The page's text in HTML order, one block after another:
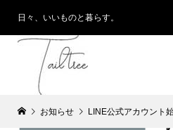
日々、いいものと暮らす。
お知らせ LINE公式アカウント